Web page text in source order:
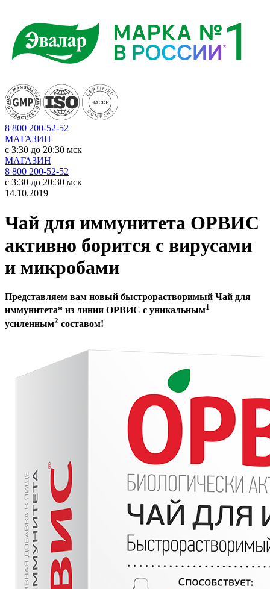
8 800 200-52-52
МАГАЗИН
c 3:30 до 20:30 мск
МАГАЗИН
8 800 200-52-52
c 3:30 до 20:30 мск
14.10.2019
Чай для иммунитета ОРВИС
активно борится с вирусами
и микробами
Представляем вам новый быстрорастворимый Чай для
иммунитета* из линии ОРВИС с уникальным1
усиленным2 составом!